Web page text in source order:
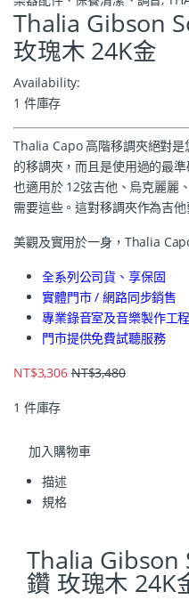
Thalia Gibson
玫瑰木 24K金
Availability:
1 件庫存
Thalia Capo 高階移調夾絕對
的移調夾，而且是使用過的最
也適用於 12弦吉他、烏克麗麗
需要這些。這對移調夾作為吉
美觀及實用於一身，Thalia
全系列公司貨、享保固
實體門市 / 網路同步銷售
專業錄音室及音樂製作工
門市提供免費試聽服務
NT$3,306 NT$3,480
1 件庫存
加入購物車
描述
規格
Thalia Gibson
鑽 玫瑰木 24K